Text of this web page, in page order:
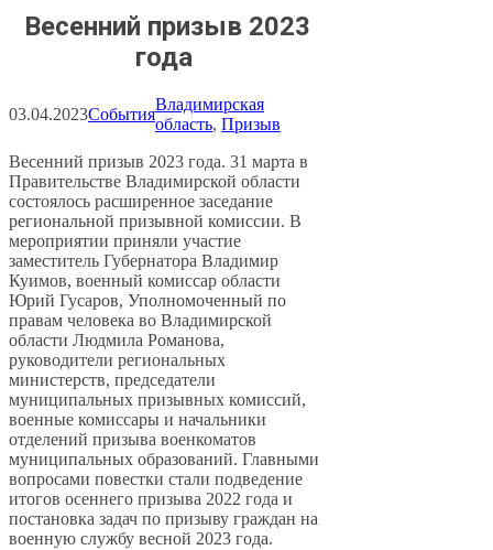
Весенний призыв 2023
года
03.04.2023События
Владимирская
область, Призыв
Весенний призыв 2023 года. 31 марта в
Правительстве Владимирской области
состоялось расширенное заседание
региональной призывной комиссии. В
мероприятии приняли участие
заместитель Губернатора Владимир
Куимов, военный комиссар области
Юрий Гусаров, Уполномоченный по
правам человека во Владимирской
области Людмила Романова,
руководители региональных
министерств, председатели
муниципальных призывных комиссий,
военные комиссары и начальники
отделений призыва военкоматов
муниципальных образований. Главными
вопросами повестки стали подведение
итогов осеннего призыва 2022 года и
постановка задач по призыву граждан на
военную службу весной 2023 года.